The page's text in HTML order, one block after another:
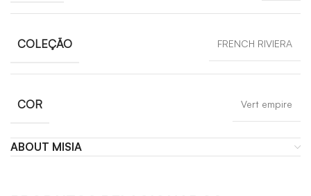
COLEÇÃO FRENCH RIVIERA
COR Vert empire
ABOUT MISIA